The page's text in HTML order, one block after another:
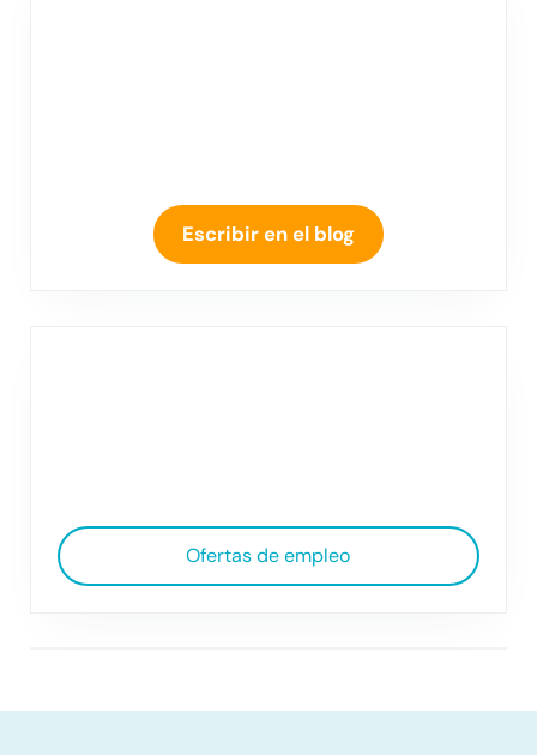
Escribir en el blog
Ofertas de empleo